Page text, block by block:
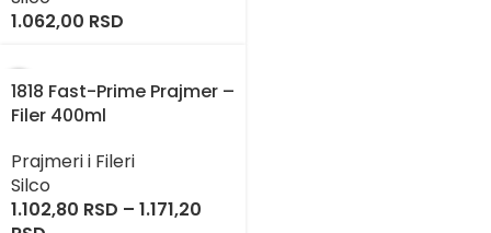
1.062,00 RSD
1818 Fast-Prime Prajmer –
Filer 400ml
Prajmeri i Fileri
Silco
1.102,80 RSD – 1.171,20